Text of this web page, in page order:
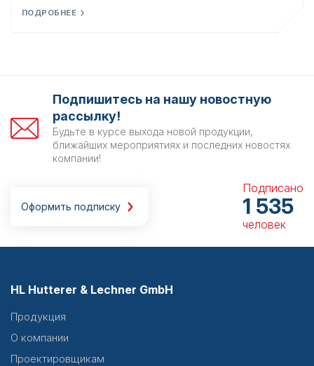
ПОДРОБНЕЕ
Подпишитесь на нашу новостную
рассылку!
Будьте в курсе выхода новой продукции,
ближайших мероприятиях и последних новостях
компании!
Оформить подписку
Подписано
1 535
человек
HL Hutterer & Lechner GmbH
Продукция
О компании
Проектировщикам